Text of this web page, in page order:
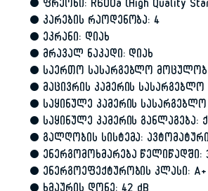
• ფრეონი: R600a (High Quality
• კარების რაოდენობა: 4
• ეკრანი: დიახ
• მრავალ ნაკადი: დიახ
• საერთო სასარგებლო
• მაცივრის კამერის
• საყინულე კამერის
• საყინულე კამერის განლაგება:
• გალღობის სისტემა: ავტომატური
• ენერგომოხმარება წელიწადში:
• ენერგოეფექტურობის კლასი: A+